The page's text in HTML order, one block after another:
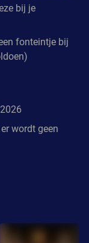
bij je
fonteintje bij
wordt geen